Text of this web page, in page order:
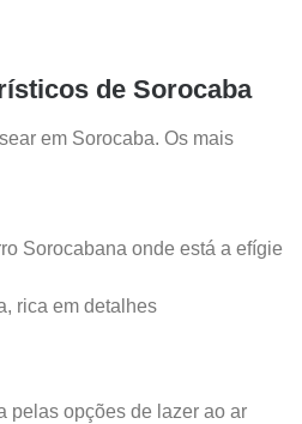
de Sorocaba
em Sorocaba. Os mais
Sorocabana onde está a efígie
rica em detalhes
pelas opções de lazer ao ar